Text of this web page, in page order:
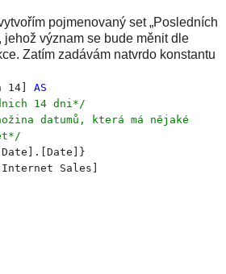
pojmenovaný set „Posledních
jehož význam se bude měnit dle
Zatím zadávám natvrdo konstantu
14] AS
14 dni*/
datumů, která má nějaké
Sales]